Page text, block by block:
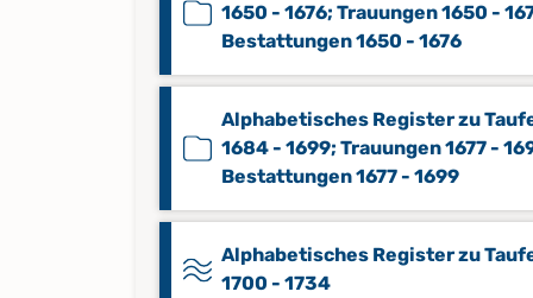
1650 - 1676; Trauungen 1650 -
Bestattungen 1650 - 1676
Alphabetisches Register zu
1684 - 1699; Trauungen 1677 -
Bestattungen 1677 - 1699
Alphabetisches Register zu
1700 - 1734